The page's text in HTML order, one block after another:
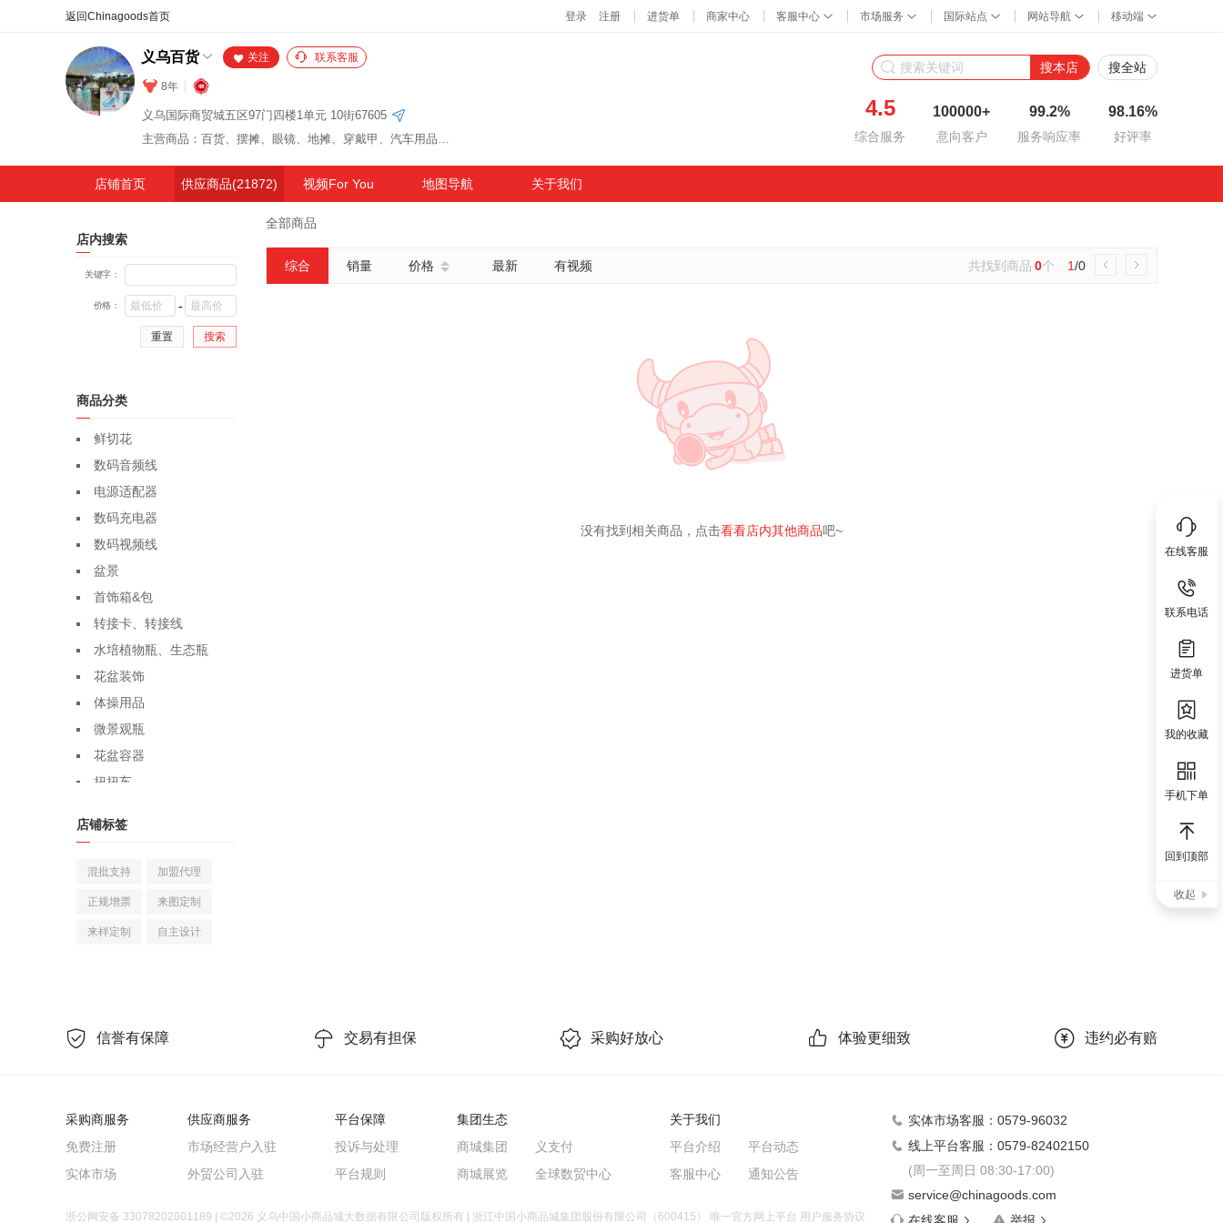
义乌百货
8年
关注 联系客服
义乌国际商贸城五区97门四楼1单元 10街67605
主营商品：百货、摆摊、眼镜、地摊、穿戴甲、汽车用品、帽子、宠物用品、车载摆件、宠物玩具、文具、户外、树脂工艺品、餐具、文创、垃圾袋、箱包
搜本店 搜全站
4.5
综合服务
100000+
意向客户
99.2%
服务响应率
98.16%
好评率
在线客服
联系电话
进货单
我的收藏
手机下单
回到顶部
收起
店铺首页 供应商品(21872) 视频For You 地图导航 关于我们
店内搜索
关键字：
价格： -
重置 搜索
商品分类
鲜切花
数码音频线
电源适配器
数码充电器
数码视频线
盆景
首饰箱&包
转接卡、转接线
水培植物瓶、生态瓶
花盆装饰
体操用品
微景观瓶
花盆容器
扭扭车
兰科植物
婚礼拱形门
纱幔/帷幔
洗衣液
手腕花
红包
店铺标签
混批支持 加盟代理
正规增票 来图定制
来样定制 自主设计
全部商品
综合 销量 价格 最新 有视频 共找到商品 0个 1/0
没有找到相关商品，点击看看店内其他商品吧~